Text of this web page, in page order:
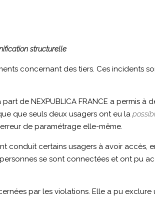
structurelle
concernant des tiers. Ces incidents
de NEXPUBLICA FRANCE a permis à
que seuls deux usagers ont eu la
de paramétrage elle-même.
conduit certains usagers à avoir accès,
se sont connectées et ont pu
par les violations. Elle a pu exclure